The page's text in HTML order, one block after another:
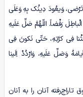
تَرْضی، وَیعُودَ دِینُک بِهِ وَعَلَی
رَفْضاً. اللّهُمَّ صَلِّ عَلَیهِ
فِی کرَّتِهِ، حَتّی نَکونَ فِی
وَصَلِّ عَلَیهِ، وَارْدُدْ اِلَینا
آنان را به آنان